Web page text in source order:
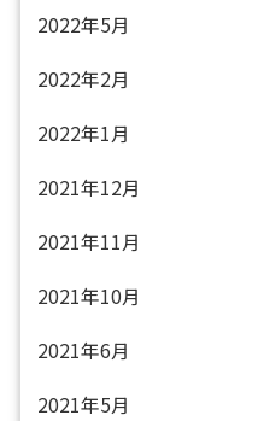
2022年5月
2022年2月
2022年1月
2021年12月
2021年11月
2021年10月
2021年6月
2021年5月